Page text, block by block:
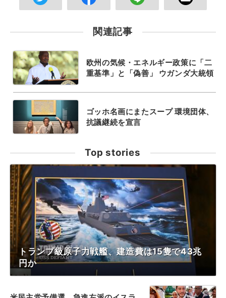
関連記事
欧州の気候・エネルギー政策に「二
重基準」と「偽善」 ウガンダ大統領
ゴッホ名画にまたスープ 環境団体、
抗議継続を宣言
Top stories
トランプ級原子力戦艦、建造費は15隻で43兆
円か